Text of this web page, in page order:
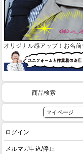
オリジナル感アップ！お名
商品検索
マイページ
ログイン
メルマガ申込/停止